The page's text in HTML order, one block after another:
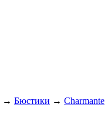
→ Бюстики → Charmante